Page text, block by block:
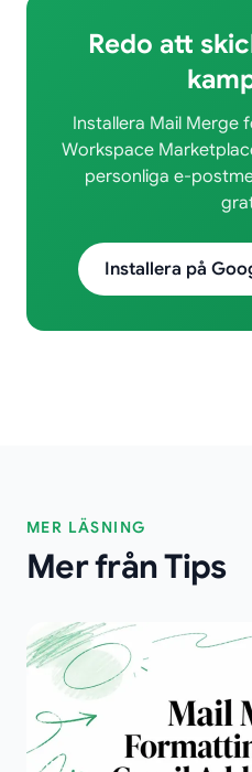
Redo att
Installera Mail Merge
Workspace
personliga e-
Installera på
MER LÄSNING
Mer från Tips